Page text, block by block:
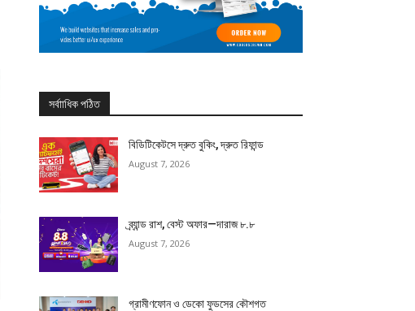
সর্বাাধিক পঠিত
বিডিটিকেটসে দ্রুত বুকিং, দ্রুত রিফান্ড
August 7, 2026
ব্র্যান্ড রাশ, বেস্ট অফার—দারাজ ৮.৮
August 7, 2026
গ্রামীণফোন ও ডেকো ফুডসের কৌশগত